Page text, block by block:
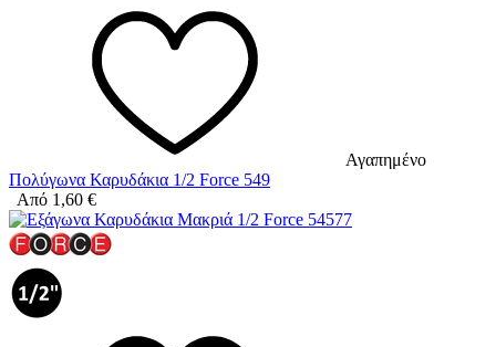
Αγαπημένο
Πολύγωνα Καρυδάκια 1/2 Force 549
Από 1,60 €